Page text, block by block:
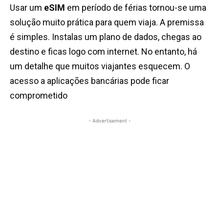
Usar um eSIM em período de férias tornou-se uma
solução muito prática para quem viaja. A premissa
é simples. Instalas um plano de dados, chegas ao
destino e ficas logo com internet. No entanto, há
um detalhe que muitos viajantes esquecem. O
acesso a aplicações bancárias pode ficar
comprometido
- Advertisement -